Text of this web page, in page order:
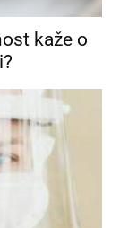
kaže o